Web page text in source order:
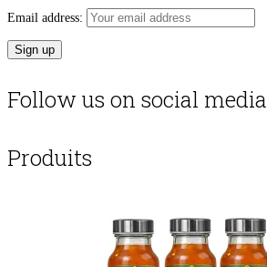
Email address:
Follow us on social media
Produits